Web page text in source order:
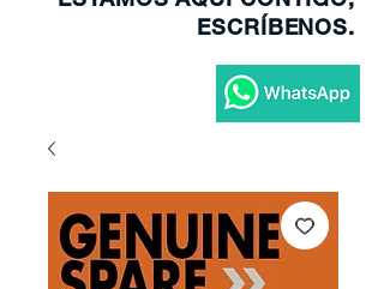
ESCRÍBENOS.